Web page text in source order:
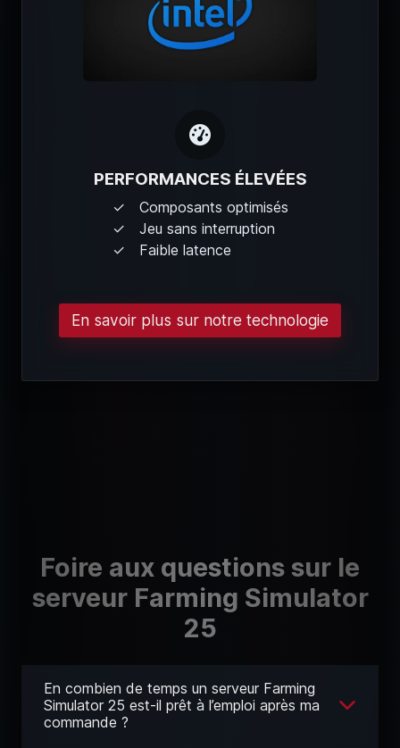
PERFORMANCES ÉLEVÉES
Composants optimisés
Jeu sans interruption
Faible latence
En savoir plus sur notre technologie
Foire aux questions sur le
serveur Farming Simulator
25
En combien de temps un serveur Farming
Simulator 25 est-il prêt à l’emploi après ma
commande ?